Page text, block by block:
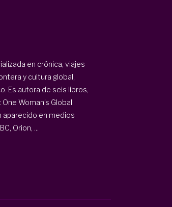
en crónica, viajes
y cultura global,
Es autora de seis libros,
Woman’s Global
aparecido en medios
Orion, ...